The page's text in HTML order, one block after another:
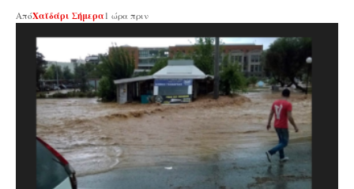
ΑπόΧαϊδάρι Σήμερα 1 ώρα πριν